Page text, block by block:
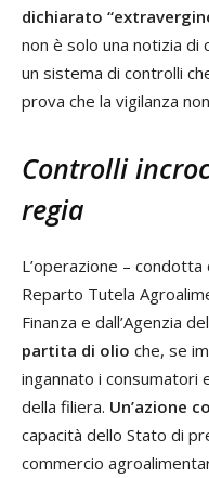
dichiarato
non è solo una notizia di
un sistema di controlli
prova che la vigilanza
Controlli
regia
L’operazione –
Reparto Tutela
Finanza e dall’Agenzia
partita di olio che, se
ingannato i consumatori
della filiera. Un’azione
capacità dello Stato di
commercio